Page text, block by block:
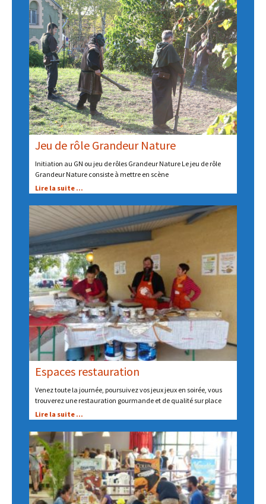
Jeu de rôle Grandeur Nature
Initiation au GN ou jeu de rôles Grandeur Nature Le jeu de rôle
Grandeur Nature consiste à mettre en scène
Lire la suite ...
Espaces restauration
Venez toute la journée, poursuivez vos jeux jeux en soirée, vous
trouverez une restauration gourmande et de qualité sur place
Lire la suite ...